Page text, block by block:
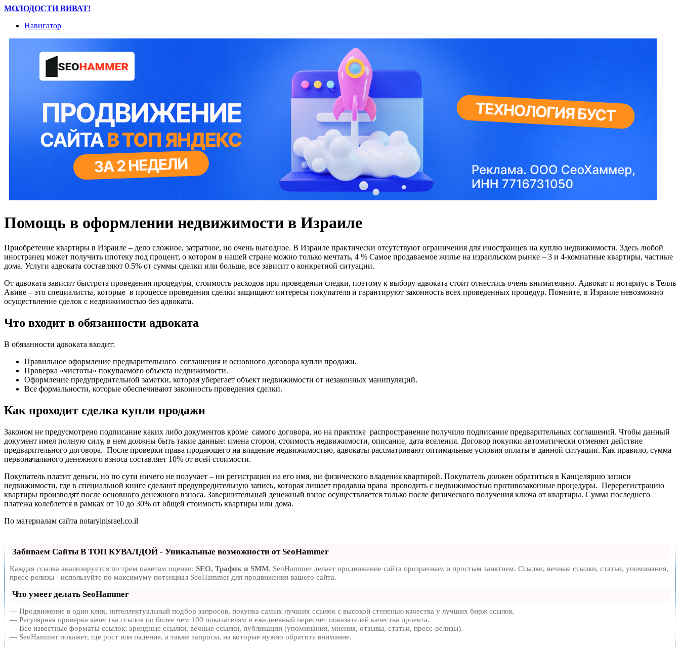
МОЛОДОСТИ ВИВАТ!
Навигатор
Помощь в оформлении недвижимости в Израиле
Приобретение квартиры в Израиле – дело сложное, затратное, но очень выгодное. В Израиле практически отсутствуют ограничения для иностранцев на куплю недвижимости. Здесь любой
иностранец может получить ипотеку под процент, о котором в нашей стране можно только мечтать, 4 % Самое продаваемое жилье на израильском рынке – 3 и 4-комнатные квартиры, частные
дома. Услуги адвоката составляют 0.5% от суммы сделки или больше, все зависит о конкретной ситуации.
От адвоката зависит быстрота проведения процедуры, стоимость расходов при проведении следки, поэтому к выбору адвоката стоит отнестись очень внимательно. Адвокат и нотариус в Телль
Авиве – это специалисты, которые в процессе проведения сделки защищают интересы покупателя и гарантируют законность всех проведенных процедур. Помните, в Израиле невозможно
осуществление сделок с недвижимостью без адвоката.
Что входит в обязанности адвоката
В обязанности адвоката входит:
Правильное оформление предварительного соглашения и основного договора купли продажи.
Проверка «чистоты» покупаемого объекта недвижимости.
Оформление предупредительной заметки, которая уберегает объект недвижимости от незаконных манипуляций.
Все формальности, которые обеспечивают законность проведения сделки.
Как проходит сделка купли продажи
Законом не предусмотрено подписание каких либо документов кроме самого договора, но на практике распространение получило подписание предварительных соглашений. Чтобы данный
документ имел полную силу, в нем должны быть такие данные: имена сторон, стоимость недвижимости, описание, дата вселения. Договор покупки автоматически отменяет действие
предварительного договора. После проверки права продающего на владение недвижимостью, адвокаты рассматривают оптимальные условия оплаты в данной ситуации. Как правило, сумма
первоначального денежного взноса составляет 10% от всей стоимости.
Покупатель платит деньги, но по сути ничего не получает – ни регистрации на его имя, ни физического владения квартирой. Покупатель должен обратиться в Канцелярию записи
недвижимости, где в специальной книге сделают предупредительную запись, которая лишает продавца права проводить с недвижимостью противозаконные процедуры. Перерегистрацию
квартиры производят после основного денежного взноса. Завершительный денежный взнос осуществляется только после физического получения ключа от квартиры. Сумма последнего
платежа колеблется в рамках от 10 до 30% от общей стоимость квартиры или дома.
По материалам сайта notaryinisrael.co.il
Забиваем Сайты В ТОП КУВАЛДОЙ - Уникальные возможности от SeoHammer
Каждая ссылка анализируется по трем пакетам оценки: SEO, Трафик и SMM. SeoHammer делает продвижение сайта прозрачным и простым занятием. Ссылки, вечные ссылки, статьи, упоминания,
пресс-релизы - используйте по максимуму потенциал SeoHammer для продвижения вашего сайта.
Что умеет делать SeoHammer
— Продвижение в один клик, интеллектуальный подбор запросов, покупка самых лучших ссылок с высокой степенью качества у лучших бирж ссылок.
— Регулярная проверка качества ссылок по более чем 100 показателям и ежедневный пересчет показателей качества проекта.
— Все известные форматы ссылок: арендные ссылки, вечные ссылки, публикации (упоминания, мнения, отзывы, статьи, пресс-релизы).
— SeoHammer покажет, где рост или падение, а также запросы, на которые нужно обратить внимание.